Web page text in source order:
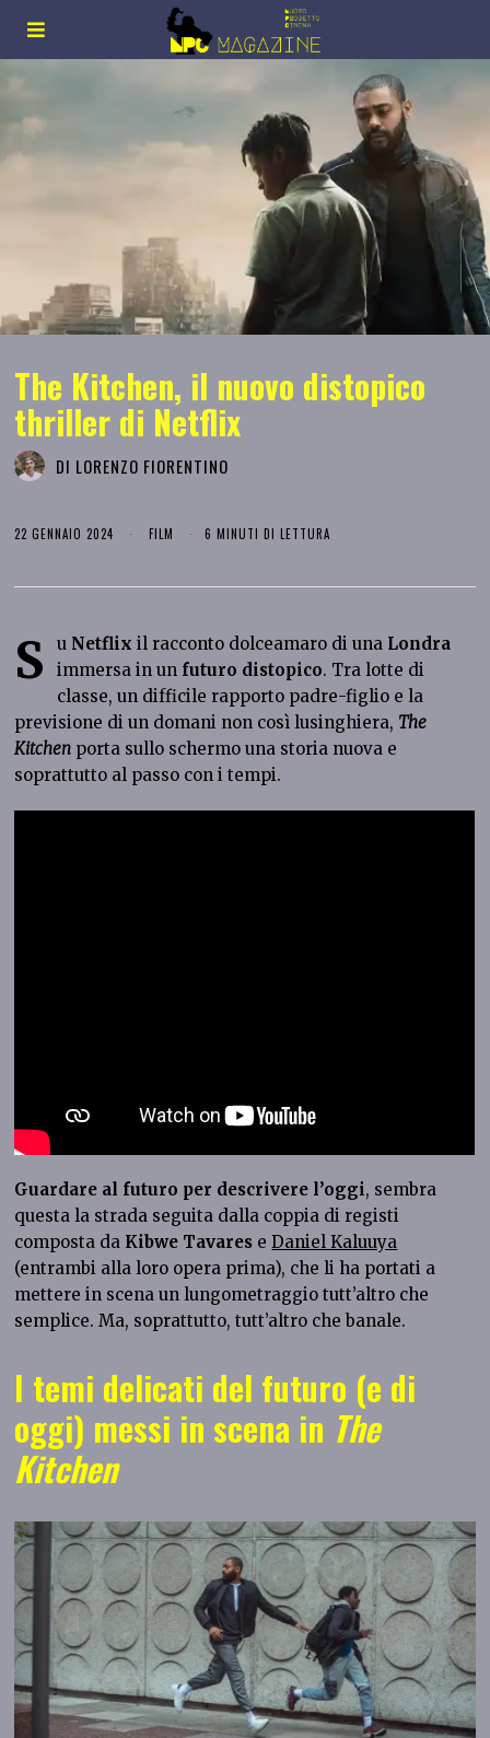
The Kitchen, il nuovo distopico
thriller di Netflix
DI LORENZO FIORENTINO
22 GENNAIO 2024 FILM 6 MINUTI DI LETTURA
S u Netflixil racconto dolceamaro di una Londra
immersa in un futuro distopico. Tra lotte di
classe, un difficile rapporto padre-figlio e la
previsione di un domani non così lusinghiera, The
Kitchen porta sullo schermo una storia nuova e
soprattutto al passo con i tempi.
Guardare al futuro per descrivere l’oggi, sembra
questa la strada seguita dalla coppia di registi
composta da Kibwe Tavares eDaniel Kaluuya
(entrambi alla loro opera prima), che li ha portati a
mettere in scena un lungometraggio tutt’altro che
semplice. Ma, soprattutto, tutt’altro che banale.
I temi delicati del futuro (e di
oggi) messi in scena in The
Kitchen